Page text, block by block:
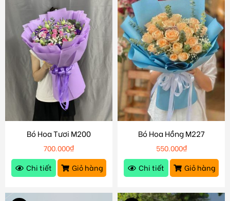
Bó Hoa Tươi M200
700.000₫
Chi tiết
Giỏ hàng
Bó Hoa Hồng M227
550.000₫
Chi tiết
Giỏ hàng